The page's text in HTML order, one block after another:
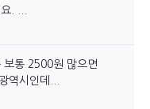
. ...
보통 2500원 많으면
역시인데...